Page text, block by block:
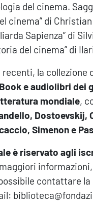
del cinema.
cinema” di
Sapienza” di
del cinema” di
la collezione
e audiolibri dei
mondiale,
Dostoevskij,
Simenon e
è riservato agli
contattare